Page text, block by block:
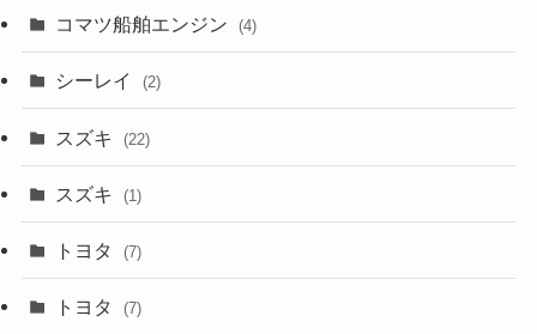
コマツ船舶エンジン (4)
シーレイ (2)
スズキ (22)
スズキ (1)
トヨタ (7)
トヨタ (7)